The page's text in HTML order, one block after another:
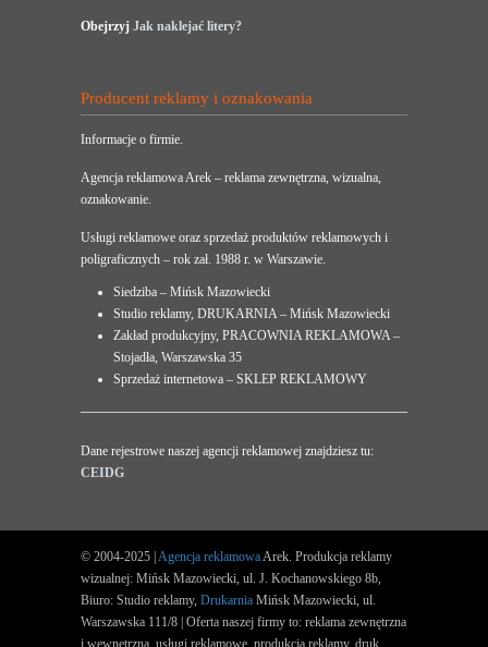
Obejrzyj Jak naklejać litery?
Producent reklamy i oznakowania
Informacje o firmie.
Agencja reklamowa Arek – reklama zewnętrzna, wizualna,
oznakowanie.
Usługi reklamowe oraz sprzedaż produktów reklamowych i
poligraficznych – rok zał. 1988 r. w Warszawie.
Siedziba – Mińsk Mazowiecki
Studio reklamy, DRUKARNIA – Mińsk Mazowiecki
Zakład produkcyjny, PRACOWNIA REKLAMOWA –
Stojadła, Warszawska 35
Sprzedaż internetowa – SKLEP REKLAMOWY
Dane rejestrowe naszej agencji reklamowej znajdziesz tu:
CEIDG
© 2004-2025 | Agencja reklamowaArek. Produkcja reklamy
wizualnej: Mińsk Mazowiecki, ul. J. Kochanowskiego 8b,
Biuro: Studio reklamy, Drukarnia Mińsk Mazowiecki, ul.
Warszawska 111/8 | Oferta naszej firmy to: reklama zewnętrzna
i wewnętrzna, usługi reklamowe, produkcja reklamy, druk.